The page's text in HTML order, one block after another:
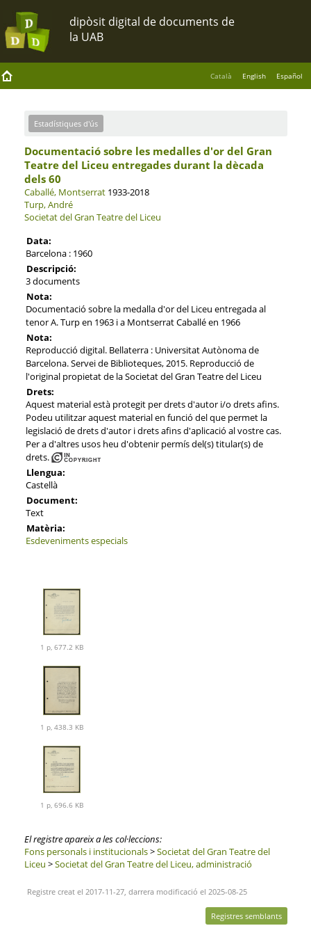
Català English Español
Estadístiques d'ús
Documentació sobre les medalles d'or del Gran
Teatre del Liceu entregades durant la dècada
dels 60
Caballé, Montserrat1933-2018
Turp, André
Societat del Gran Teatre del Liceu
Data:
Barcelona : 1960
Descripció:
3 documents
Nota:
Documentació sobre la medalla d'or del Liceu entregada al
tenor A. Turp en 1963 i a Montserrat Caballé en 1966
Nota:
Reproducció digital. Bellaterra : Universitat Autònoma de
Barcelona. Servei de Biblioteques, 2015. Reproducció de
l'original propietat de la Societat del Gran Teatre del Liceu
Drets:
Aquest material està protegit per drets d'autor i/o drets afins.
Podeu utilitzar aquest material en funció del que permet la
legislació de drets d'autor i drets afins d'aplicació al vostre cas.
Per a d'altres usos heu d'obtenir permís del(s) titular(s) de
drets.
Llengua:
Castellà
Document:
Text
Matèria:
Esdeveniments especials
1 p, 677.2 KB
1 p, 438.3 KB
1 p, 696.6 KB
El registre apareix a les col·leccions:
Fons personals i institucionals>Societat del Gran Teatre del
Liceu >Societat del Gran Teatre del Liceu, administració
Registre creat el 2017-11-27, darrera modificació el 2025-08-25
Registres semblants